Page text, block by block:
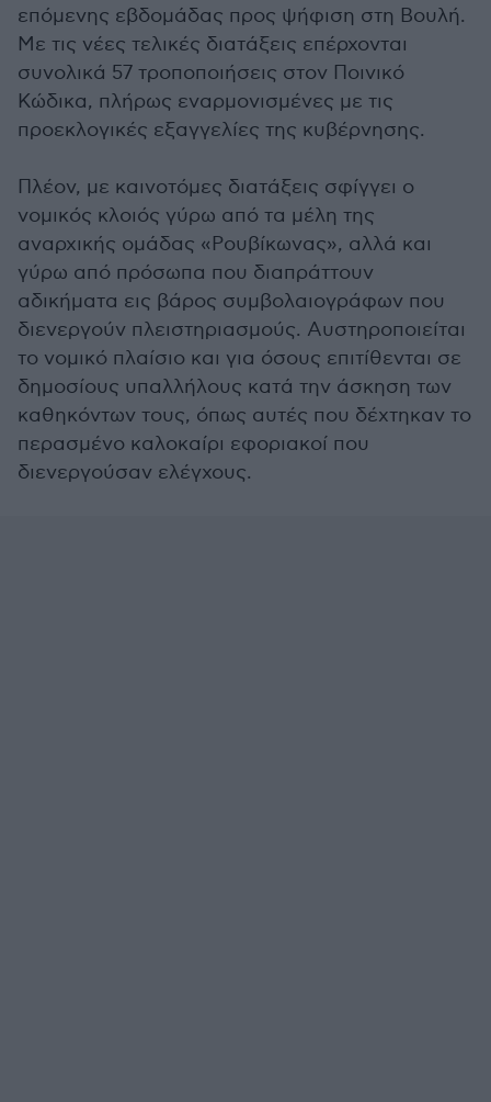
επόμενης εβδομάδας προς ψήφιση στη Βουλή.
Με τις νέες τελικές διατάξεις επέρχονται
συνολικά 57 τροποποιήσεις στον Ποινικό
Κώδικα, πλήρως εναρμονισμένες με τις
προεκλογικές εξαγγελίες της κυβέρνησης.
Πλέον, με καινοτόμες διατάξεις σφίγγει ο
νομικός κλοιός γύρω από τα μέλη της
αναρχικής ομάδας «Ρουβίκωνας», αλλά και
γύρω από πρόσωπα που διαπράττουν
αδικήματα εις βάρος συμβολαιογράφων που
διενεργούν πλειστηριασμούς. Αυστηροποιείται
το νομικό πλαίσιο και για όσους επιτίθενται σε
δημοσίους υπαλλήλους κατά την άσκηση των
καθηκόντων τους, όπως αυτές που δέχτηκαν το
περασμένο καλοκαίρι εφοριακοί που
διενεργούσαν ελέγχους.